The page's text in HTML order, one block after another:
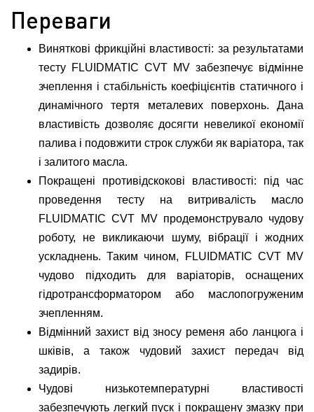
Переваги
Виняткові фрикційні властивості: за результатами
тесту FLUIDMATIC CVT MV забезпечує відмінне
зчеплення і стабільність коефіцієнтів статичного і
динамічного тертя металевих поверхонь. Дана
властивість дозволяє досягти невеликої економії
палива і подовжити строк служби як варіатора, так
і залитого масла.
Покращені противідскокові властивості: під час
проведення тесту на витривалість масло
FLUIDMATIC CVT MV продемонструвало чудову
роботу, не викликаючи шуму, вібрації і жодних
ускладнень. Таким чином, FLUIDMATIC CVT MV
чудово підходить для варіаторів, оснащених
гідротрансформатором або маслопогруженим
зчепленням.
Відмінний захист від зносу ременя або ланцюга і
шківів, а також чудовий захист передач від
задирів.
Чудові низькотемпературні властивості
забезпечують легкий пуск і покращену змазку при